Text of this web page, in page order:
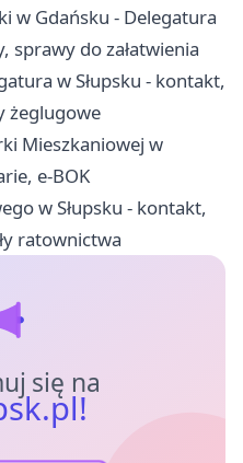
w Gdańsku - Delegatura
sprawy do załatwienia
w Słupsku - kontakt,
żeglugowe
Mieszkaniowej w
e-BOK
w Słupsku - kontakt,
ratownictwa
się na